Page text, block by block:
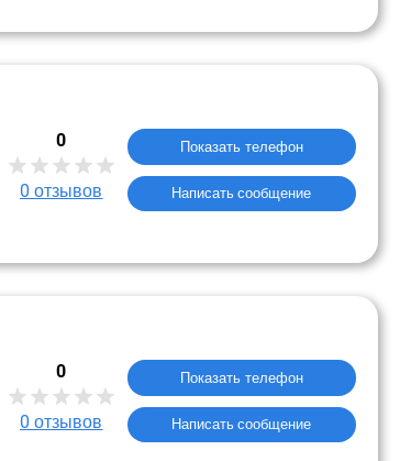
0
0 отзывов
Показать телефон
Написать сообщение
0
0 отзывов
Показать телефон
Написать сообщение